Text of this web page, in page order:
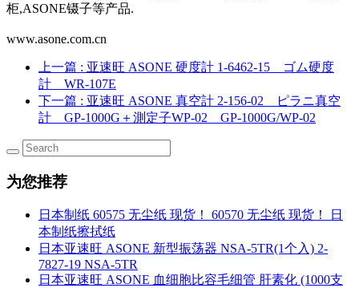
柜,ASONE镊子等产品.
www.asone.com.cn
上一篇 : 亚速旺 ASONE 硬度計 1-6462-15 ゴム硬度
計 WR-107E
下一篇 : 亚速旺 ASONE 真空計 2-156-02 ピラニ真空
計 GP-1000G＋測定子WP-02 GP-1000G/WP-02
为您推荐
日本制纸 60575 无尘纸 现货！ 60570 无尘纸 现货！ 日
本制纸擦拭纸
日本亚速旺 ASONE 新型振荡器 NSA-5TR(1个入) 2-
7827-19 NSA-5TR
日本亚速旺 ASONE 血细胞比容毛细管 肝素化 (1000支